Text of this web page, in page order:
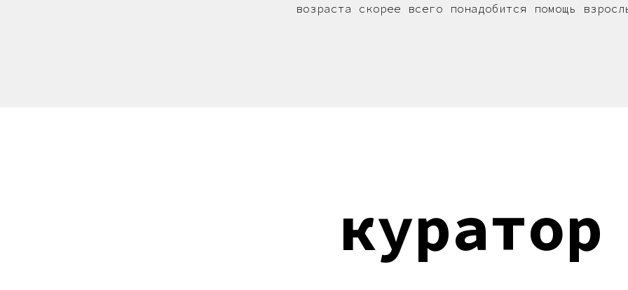
возраста скорее всего понадобится помощь
куратор